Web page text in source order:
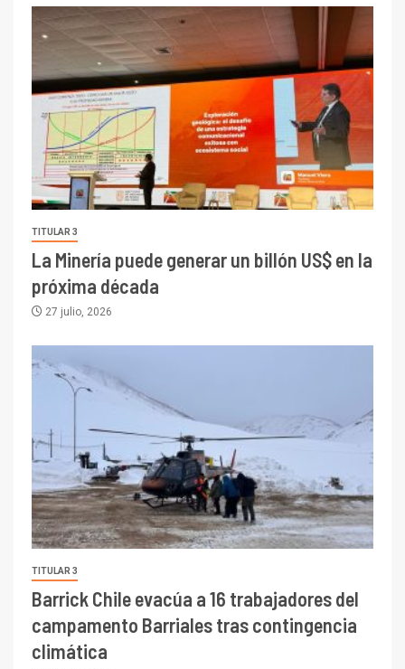
TITULAR 3
La Minería puede generar un billón US$ en la
próxima década
27 julio, 2026
TITULAR 3
Barrick Chile evacúa a 16 trabajadores del
campamento Barriales tras contingencia
climática